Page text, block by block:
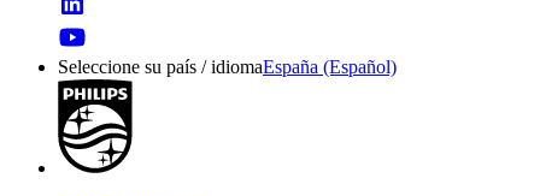
Seleccione su país / idiomaEspaña (Español)